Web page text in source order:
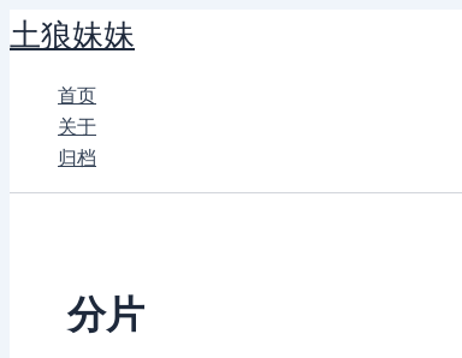
跳
至
土狼妹妹
首页
关于
归档
分片